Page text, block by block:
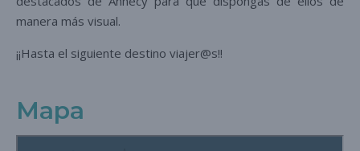
manera más visual.
¡¡Hasta el siguiente destino viajer@s!!
Mapa